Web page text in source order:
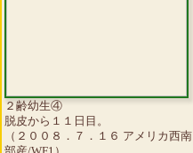
２齢幼生④
脱皮から１１日目。
（２００８．７．１６ アメリカ西南